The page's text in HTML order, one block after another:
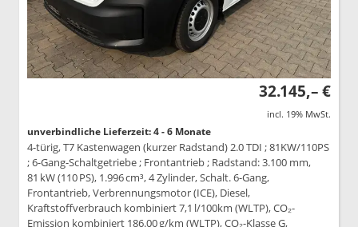
32.145,– €
incl. 19% MwSt.
unverbindliche Lieferzeit: 4 - 6 Monate
4-türig, T7 Kastenwagen (kurzer Radstand) 2.0 TDI ; 81KW/110PS
; 6-Gang-Schaltgetriebe ; Frontantrieb ; Radstand: 3.100 mm,
81 kW (110 PS), 1.996 cm³, 4 Zylinder, Schalt. 6-Gang,
Frontantrieb, Verbrennungsmotor (ICE), Diesel,
Kraftstoffverbrauch kombiniert 7,1 l/100km (WLTP), CO₂-
Emission kombiniert 186.00 g/km (WLTP), CO₂-Klasse G,